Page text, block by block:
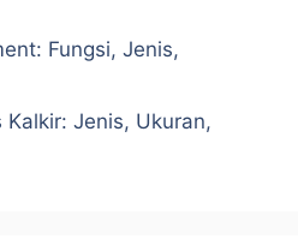
Fungsi, Jenis,
Jenis, Ukuran,